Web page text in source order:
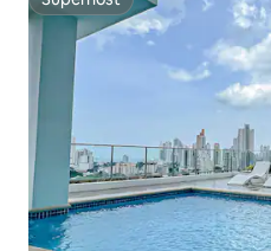
Superhost